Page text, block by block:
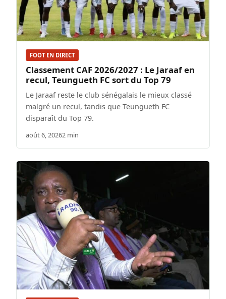
FOOT EN DIRECT
Classement CAF 2026/2027 : Le Jaraaf en
recul, Teungueth FC sort du Top 79
Le Jaraaf reste le club sénégalais le mieux classé
malgré un recul, tandis que Teungueth FC
disparaît du Top 79.
août 6, 20262 min